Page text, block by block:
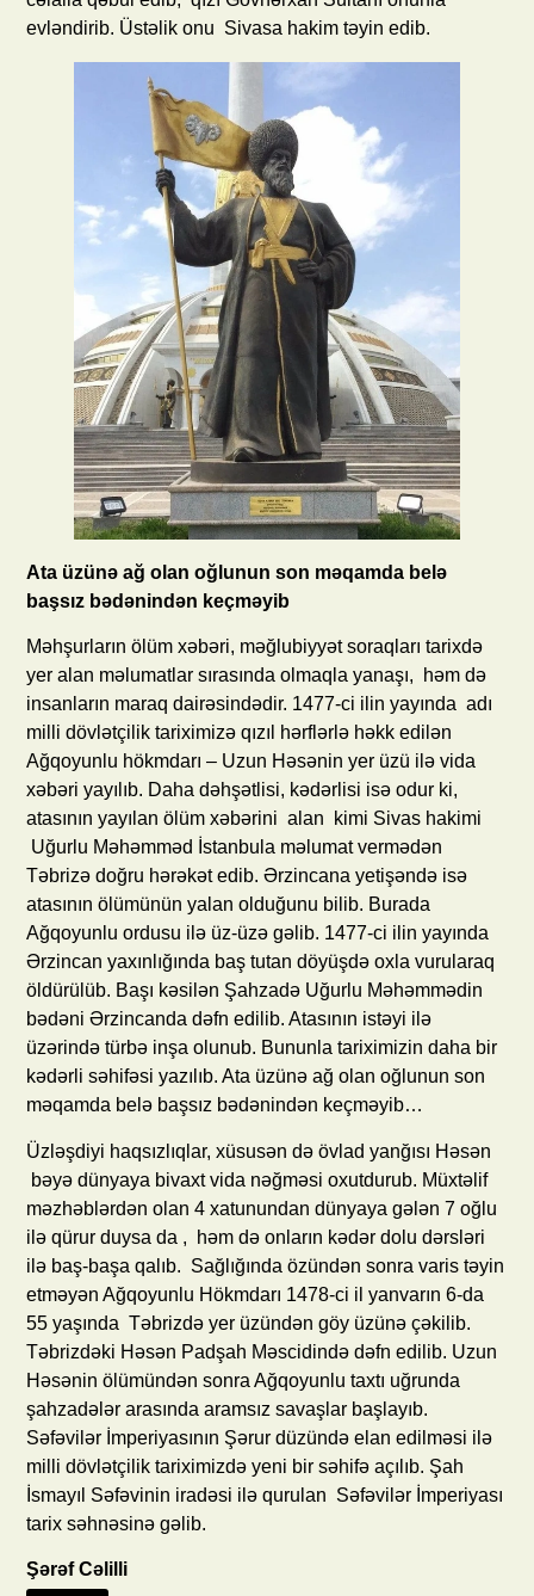
evləndirib. Üstəlik onu Sivasa hakim təyin edib.
Ata üzünə ağ olan oğlunun son məqamda belə
başsız bədənindən keçməyib
Məhşurların ölüm xəbəri, məğlubiyyət soraqları tarixdə
yer alan məlumatlar sırasında olmaqla yanaşı, həm də
insanların maraq dairəsindədir. 1477-ci ilin yayında adı
milli dövlətçilik tariximizə qızıl hərflərlə həkk edilən
Ağqoyunlu hökmdarı – Uzun Həsənin yer üzü ilə vida
xəbəri yayılıb. Daha dəhşətlisi, kədərlisi isə odur ki,
atasının yayılan ölüm xəbərini alan kimi Sivas hakimi
Uğurlu Məhəmməd İstanbula məlumat vermədən
Təbrizə doğru hərəkət edib. Ərzincana yetişəndə isə
atasının ölümünün yalan olduğunu bilib. Burada
Ağqoyunlu ordusu ilə üz-üzə gəlib. 1477-ci ilin yayında
Ərzincan yaxınlığında baş tutan döyüşdə oxla vurularaq
öldürülüb. Başı kəsilən Şahzadə Uğurlu Məhəmmədin
bədəni Ərzincanda dəfn edilib. Atasının istəyi ilə
üzərində türbə inşa olunub. Bununla tariximizin daha bir
kədərli səhifəsi yazılıb. Ata üzünə ağ olan oğlunun son
məqamda belə başsız bədənindən keçməyib…
Üzləşdiyi haqsızlıqlar, xüsusən də övlad yanğısı Həsən
bəyə dünyaya bivaxt vida nəğməsi oxutdurub. Müxtəlif
məzhəblərdən olan 4 xatunundan dünyaya gələn 7 oğlu
ilə qürur duysa da , həm də onların kədər dolu dərsləri
ilə baş-başa qalıb. Sağlığında özündən sonra varis təyin
etməyən Ağqoyunlu Hökmdarı 1478-ci il yanvarın 6-da
55 yaşında Təbrizdə yer üzündən göy üzünə çəkilib.
Təbrizdəki Həsən Padşah Məscidində dəfn edilib. Uzun
Həsənin ölümündən sonra Ağqoyunlu taxtı uğrunda
şahzadələr arasında aramsız savaşlar başlayıb.
Səfəvilər İmperiyasının Şərur düzündə elan edilməsi ilə
milli dövlətçilik tariximizdə yeni bir səhifə açılıb. Şah
İsmayıl Səfəvinin iradəsi ilə qurulan Səfəvilər İmperiyası
tarix səhnəsinə gəlib.
Şərəf Cəlilli